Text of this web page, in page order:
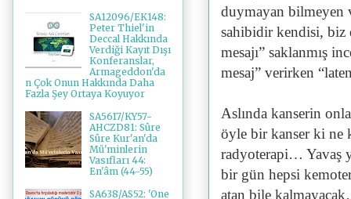
duymayan bilmeyen
sahibidir kendisi, biz
mesajı” saklanmış
mesaj” verirken
Aslında kanserin
öyle bir kanser ki ne
radyoterapi… Yavaş
bir gün hepsi
atan bile
SA12096/EK148:
Peter Thiel'in
Deccal Hakkında
Verdiği Kayıt Dışı
Konferanslar,
Armageddon'da
n Çok Onun Hakkında Daha
Fazla Şey Ortaya Koyuyor
SA5617/KY57-
AHCZD81: Sûre
Sûre Kur'an'da
Mü'minlerin
Vasıfları 44:
En'âm (44-55)
SA638/AS52: 'One